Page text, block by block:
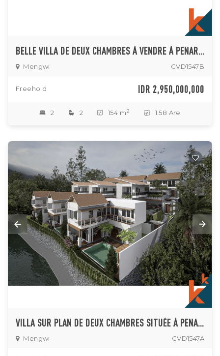
BELLE VILLA DE DEUX CHAMBRES À VENDRE À PENARUNGAN
Mengwi CVD1547B
Freehold IDR 2,950,000,000
2 2 154 m2 1.58 Are
VILLA SUR PLAN DE DEUX CHAMBRES SITUÉE À PENARUNGAN
Mengwi CVD1547A